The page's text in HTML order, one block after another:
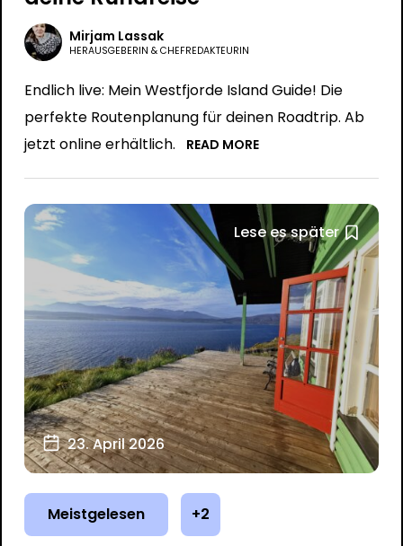
Mirjam Lassak
HERAUSGEBERIN & CHEFREDAKTEURIN
Endlich live: Mein Westfjorde Island Guide! Die
perfekte Routenplanung für deinen Roadtrip. Ab
jetzt online erhältlich.
READ MORE
Lese es später
23. April 2026
Meistgelesen +2